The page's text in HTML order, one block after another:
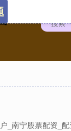
_南宁股票配资_